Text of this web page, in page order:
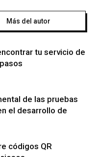
Más del autor
tu servicio de
de las pruebas
el desarrollo de
códigos QR